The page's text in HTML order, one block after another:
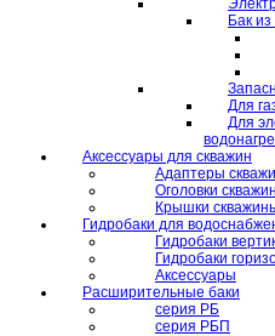
Бак
Для
Для
Аксессуары для скважин
Адаптеры
Оголовки
Крышки
Гидробаки для
Гидробаки
Гидробаки
Аксессуары
Расширительные баки
серия РБ
серия РБП